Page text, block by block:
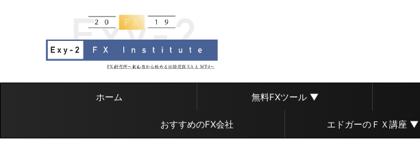
ホーム 無料FXツール ▼
おすすめのFX会社 エドガーのＦＸ講座 ▼